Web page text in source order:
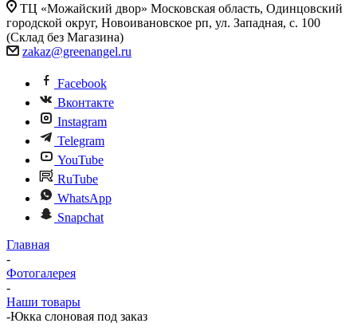
ТЦ «Можайский двор» Московская область, Одинцовский
городской округ, Новоивановское рп, ул. Западная, с. 100
(Склад без Магазина)
zakaz@greenangel.ru
Facebook
Вконтакте
Instagram
Telegram
YouTube
RuTube
WhatsApp
Snapchat
Главная
-
Фотогалерея
-
Наши товары
-Юкка слоновая под заказ